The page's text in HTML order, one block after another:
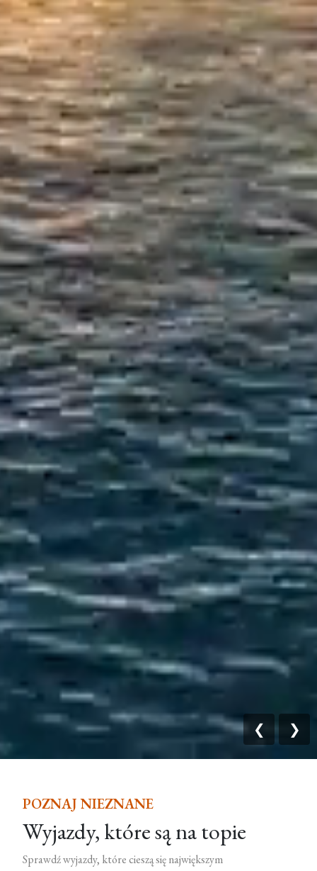
❮ ❯
POZNAJ NIEZNANE
Wyjazdy, które są na topie
Sprawdź wyjazdy, które cieszą się największym